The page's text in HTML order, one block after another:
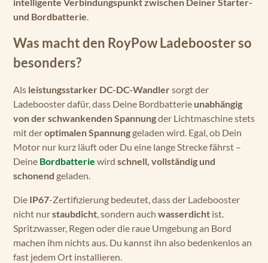
und Bordbatterie.
Was macht den RoyPow Ladebooster so
besonders?
Als leistungsstarker DC-DC-Wandlersorgt der
Ladebooster dafür, dass Deine Bordbatterie unabhängig
von der schwankenden Spannungder Lichtmaschine stets
mit deroptimalen Spannung geladen wird. Egal, ob Dein
Motor nur kurz läuft oder Du eine lange Strecke fährst –
Deine Bordbatterie wird schnell, vollständig und
schonend geladen.
Die IP67-Zertifizierung bedeutet, dass der Ladebooster
nicht nurstaubdicht, sondern auch wasserdicht ist.
Spritzwasser, Regen oder die raue Umgebung an Bord
machen ihm nichts aus. Du kannst ihn also bedenkenlos an
fast jedem Ort installieren.